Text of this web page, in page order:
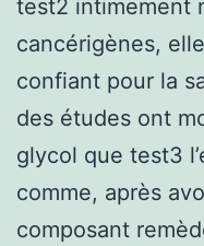
test2 intimement
cancérigènes,
confiant pour la
des études ont
glycol que test3
comme, après
composant